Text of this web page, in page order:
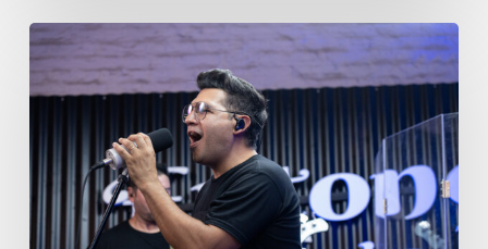
Marcos
Álvarez
–
himno